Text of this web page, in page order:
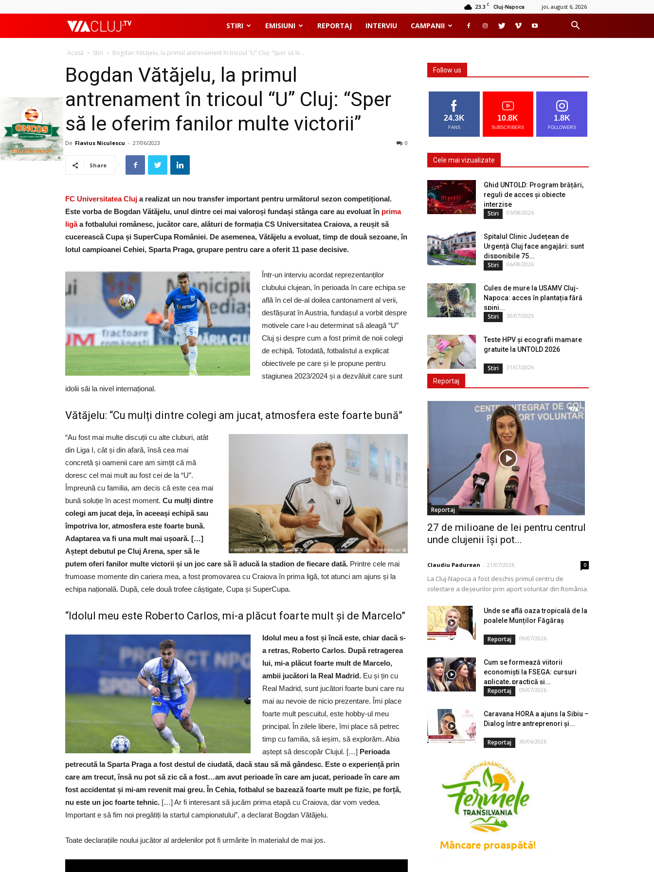
23.3 C Cluj-Napoca joi, august 6, 2026
ViaClujTV STIRI EMISIUNI REPORTAJ INTERVIU CAMPANII
Acasă Stiri Bogdan Vătăjelu, la primul antrenament în tricoul “U” Cluj: “Sper să le...
Bogdan Vătăjelu, la primul
antrenament în tricoul “U” Cluj: “Sper
să le oferim fanilor multe victorii”
De Flavius Niculescu - 27/06/2023 0
Share
FC Universitatea Cluj a realizat un nou transfer important pentru următorul sezon competițional.
Este vorba de Bogdan Vătăjelu, unul dintre cei mai valoroși fundași stânga care au evoluat în prima
ligăa fotbalului românesc, jucător care, alături de formația CS Universitatea Craiova, a reușit să
cucerească Cupa și SuperCupa României. De asemenea, Vătăjelu a evoluat, timp de două sezoane, în
lotul campioanei Cehiei, Sparta Praga, grupare pentru care a oferit 11 pase decisive.
Într-un interviu acordat reprezentanților
clubului clujean, în perioada în care echipa se
află în cel de-al doilea cantonament al verii,
desfășurat în Austria, fundașul a vorbit despre
motivele care l-au determinat să aleagă “U”
Cluj și despre cum a fost primit de noii colegi
de echipă. Totodată, fotbalistul a explicat
obiectivele pe care și le propune pentru
stagiunea 2023/2024 și a dezvăluit care sunt
idolii săi la nivel internațional.
Vătăjelu: “Cu mulți dintre colegi am jucat, atmosfera este foarte bună”
“Au fost mai multe discuții cu alte cluburi, atât
din Liga I, cât și din afară, însă cea mai
concretă și oamenii care am simțit că mă
doresc cel mai mult au fost cei de la “U”.
Împreună cu familia, am decis că este cea mai
bună soluție în acest moment. Cu mulți dintre
colegi am jucat deja, în aceeași echipă sau
împotriva lor, atmosfera este foarte bună.
Adaptarea va fi una mult mai ușoară. […]
Aștept debutul pe Cluj Arena, sper să le
putem oferi fanilor multe victorii și un joc care să îi aducă la stadion de fiecare dată. Printre cele mai
frumoase momente din cariera mea, a fost promovarea cu Craiova în prima ligă, tot atunci am ajuns și la
echipa națională. După, cele două trofee câștigate, Cupa și SuperCupa.
“Idolul meu este Roberto Carlos, mi-a plăcut foarte mult și de Marcelo”
Idolul meu a fost și încă este, chiar dacă s-
a retras, Roberto Carlos. După retragerea
lui, mi-a plăcut foarte mult de Marcelo,
ambii jucători la Real Madrid. Eu și țin cu
Real Madrid, sunt jucători foarte buni care nu
mai au nevoie de nicio prezentare. Îmi place
foarte mult pescuitul, este hobby-ul meu
principal. În zilele libere, îmi place să petrec
timp cu familia, să ieșim, să explorăm. Abia
aștept să descopăr Clujul. […] Perioada
petrecută la Sparta Praga a fost destul de ciudată, dacă stau să mă gândesc. Este o experiență prin
care am trecut, însă nu pot să zic că a fost…am avut perioade în care am jucat, perioade în care am
fost accidentat și mi-am revenit mai greu. În Cehia, fotbalul se bazează foarte mult pe fizic, pe forță,
nu este un joc foarte tehnic. […] Ar fi interesant să jucăm prima etapă cu Craiova, dar vom vedea.
Important e să fim noi pregătiți la startul campionatului”, a declarat Bogdan Vătăjelu.
Toate declarațiile noului jucător al ardelenilor pot fi urmărite în materialul de mai jos.
Follow us
24.3K
FANS
10.8K
SUBSCRIBERS
1.8K
FOLLOWERS
Cele mai vizualizate
Ghid UNTOLD: Program brățări,
reguli de acces și obiecte
interzise
Stiri 05/08/2026
Spitalul Clinic Județean de
Urgență Cluj face angajări: sunt
disponibile 75...
Stiri 06/08/2026
Cules de mure la USAMV Cluj-
Napoca: acces în plantația fără
spini...
Stiri 30/07/2026
Teste HPV și ecografii mamare
gratuite la UNTOLD 2026
Stiri 31/07/2026
Reportaj
Reportaj
27 de milioane de lei pentru centrul
unde clujenii își pot...
Claudiu Padurean - 21/07/2026 0
La Cluj-Napoca a fost deschis primul centru de
colectare a deșeurilor prin aport voluntar din România.
Unde se află oaza tropicală de la
poalele Munților Făgăraș
Reportaj 09/07/2026
Cum se formează viitorii
economiști la FSEGA: cursuri
aplicate, practică și...
Reportaj 09/07/2026
Caravana HORA a ajuns la Sibiu –
Dialog între antreprenori și...
Reportaj 30/06/2026